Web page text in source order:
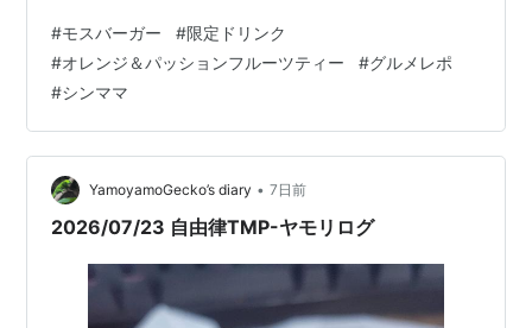
ジ＆パッションフルーツティー」 娘と何気なくモスバー
ガーに行ったら。 期間限定ドリンクが始まっていた！ オ
レンジ＆パッションフルーツティー！！！ レポしていき
ます( ^ω^ ) サイズはＬサイズのみ 二層になっています。
そしてカットされたオレンジが入っています！ オレンジ
が邪魔を…
#モスバーガー #限定ドリンク
#オレンジ＆パッションフルーツティー #グルメレポ
#シンママ
YamoyamoGecko’s diary • 7日前
2026/07/23 自由律TMP-ヤモリログ